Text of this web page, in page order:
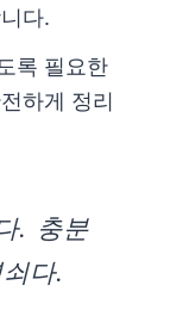
다.
록 필요한
하게 정리
. 충분
다.